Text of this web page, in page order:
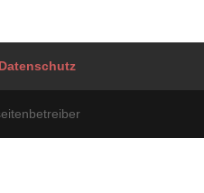
Datenschutz